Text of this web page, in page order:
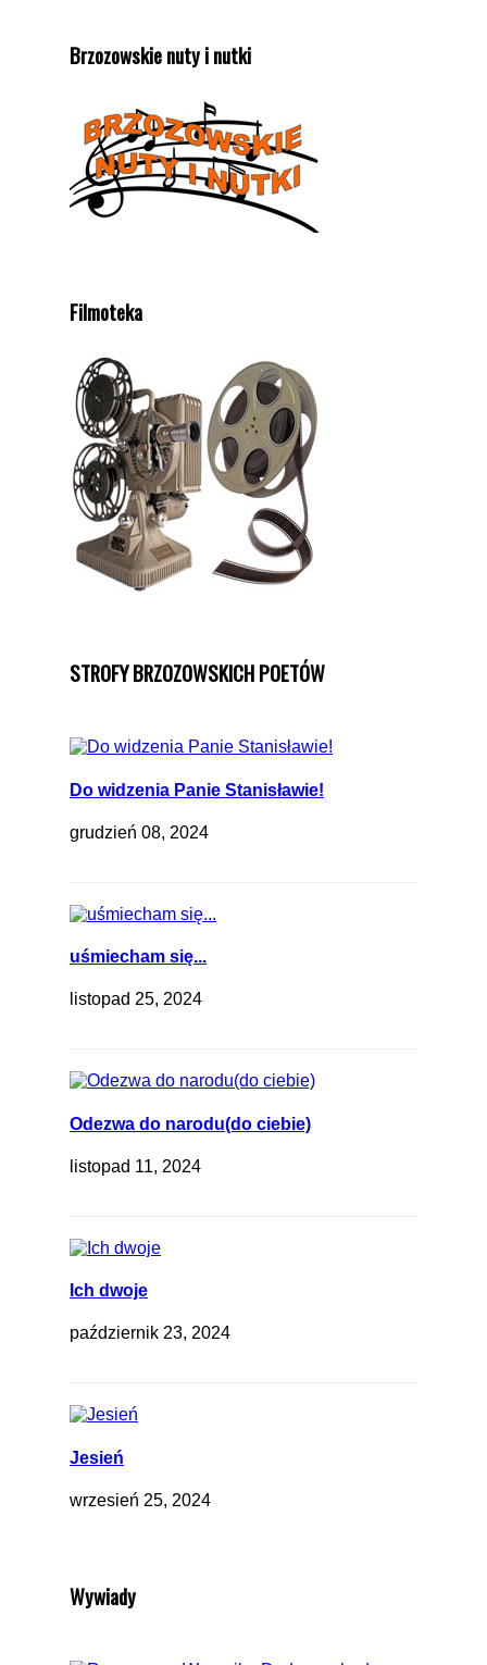
Brzozowskie nuty i nutki
Filmoteka
STROFY BRZOZOWSKICH POETÓW
Do widzenia Panie Stanisławie!
grudzień 08, 2024
uśmiecham się...
listopad 25, 2024
Odezwa do narodu(do ciebie)
listopad 11, 2024
Ich dwoje
październik 23, 2024
Jesień
wrzesień 25, 2024
Wywiady